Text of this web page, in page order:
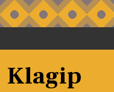
to
Klagip